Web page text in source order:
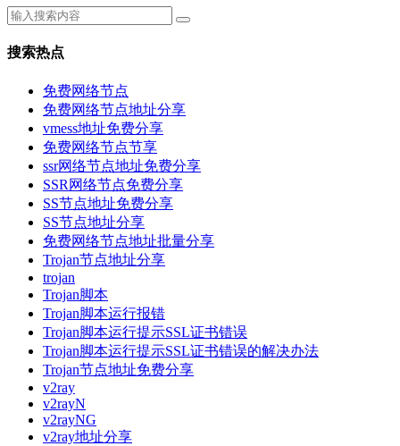
搜索热点
免费网络节点
免费网络节点地址分享
vmess地址免费分享
免费网络节点节享
ssr网络节点地址免费分享
SSR网络节点免费分享
SS节点地址免费分享
SS节点地址分享
免费网络节点地址批量分享
Trojan节点地址分享
trojan
Trojan脚本
Trojan脚本运行报错
Trojan脚本运行提示SSL证书错误
Trojan脚本运行提示SSL证书错误的解决办法
Trojan节点地址免费分享
v2ray
v2rayN
v2rayNG
v2ray地址分享